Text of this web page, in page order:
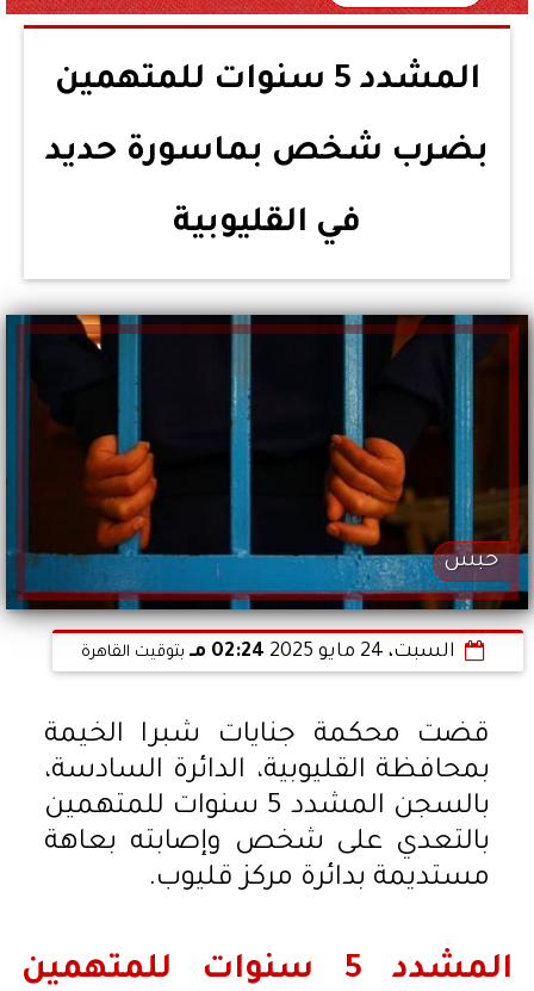
المشدد 5 سنوات للمتهمين
بضرب شخص بماسورة حديد
في القليوبية
حبس
السبت، 24 مايو 2025 02:24 مـ بتوقيت القاهرة
قضت محكمة جنايات شبرا الخيمة
بمحافظة القليوبية، الدائرة السادسة،
بالسجن المشدد 5 سنوات للمتهمين
بالتعدي على شخص وإصابته بعاهة
مستديمة بدائرة مركز قليوب.
المشدد 5 سنوات للمتهمين